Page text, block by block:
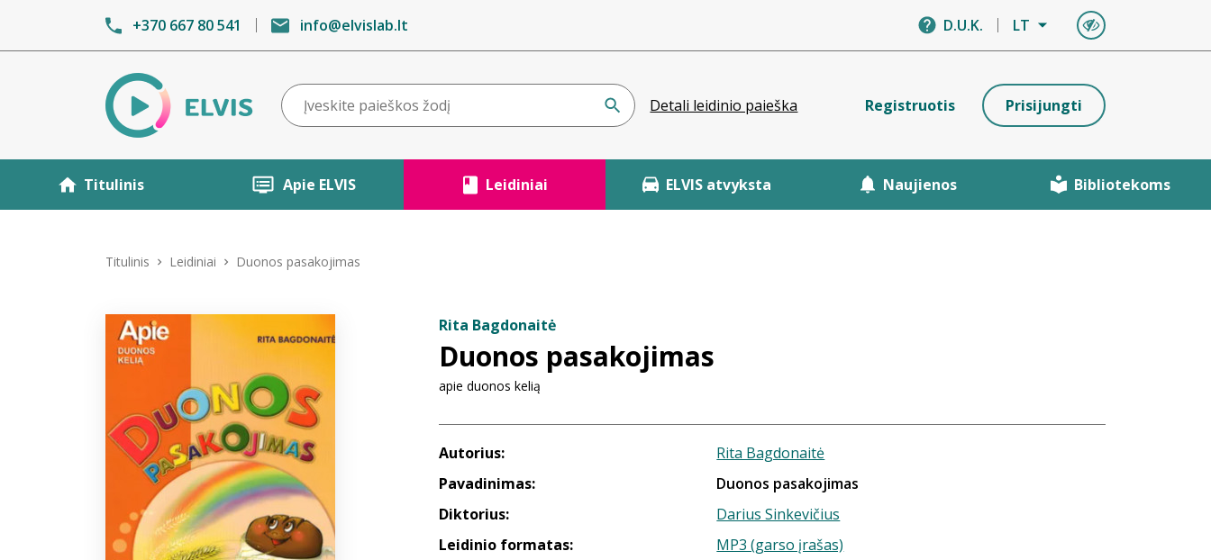
+370 667 80 541 info@elvislab.lt D.U.K. LT
Detali leidinio paieška Registruotis Prisijungti
Titulinis Apie ELVIS Leidiniai ELVIS atvyksta Naujienos Bibliotekoms
Titulinis Leidiniai Duonos pasakojimas
Rita Bagdonaitė
Duonos pasakojimas
apie duonos kelią
Autorius:
Rita Bagdonaitė
Pavadinimas:
Duonos pasakojimas
Diktorius:
Darius Sinkevičius
Leidinio formatas:
MP3 (garso įrašas)